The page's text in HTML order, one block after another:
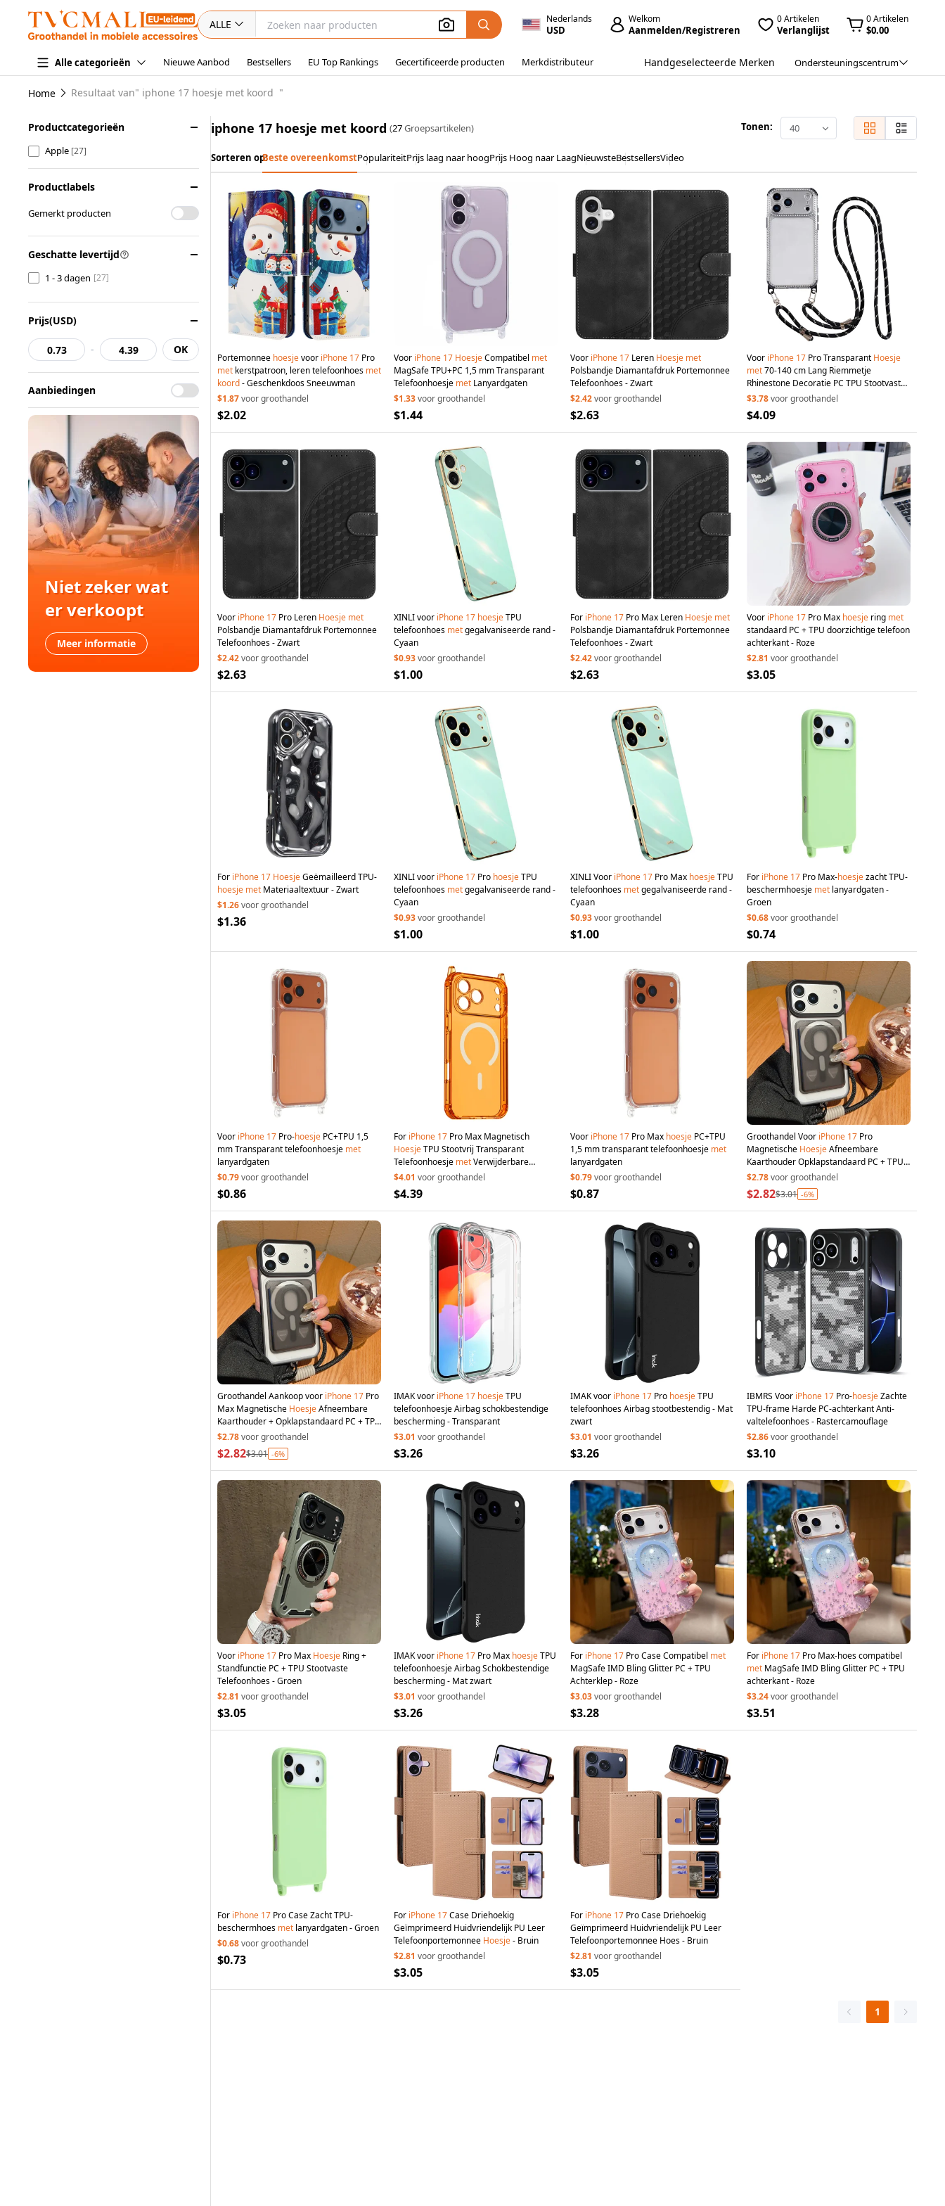
ALLE Nederlands
USD
Welkom
Aanmelden/Registreren
0 Artikelen
Verlanglijst
0 Artikelen
$0.00
Alle categorieën Nieuwe Aanbod Bestsellers EU Top Rankings Gecertificeerde producten Merkdistributeur Handgeselecteerde Merken Ondersteuningscentrum
Home Resultaat van" iphone 17 hoesje met koord "
Productcategorieën
Apple [27]
Productlabels
Gemerkt producten
Geschatte levertijd
1 - 3 dagen [27]
Prijs(USD)
- OK
Aanbiedingen
Niet zeker wat
er verkoopt
Meer informatie
iphone 17 hoesje met koord (27Groepsartikelen) Tonen: 40
Sorteren op:Beste overeenkomstPopulariteitPrijs laag naar hoogPrijs Hoog naar LaagNieuwsteBestsellersVideo
Portemonnee hoesjevoor iPhone 17 Pro
met kerstpatroon, leren telefoonhoes met
koord- Geschenkdoos Sneeuwman
$1.87voor groothandel
$2.02
Voor iPhone 17 HoesjeCompatibel met
MagSafe TPU+PC 1,5 mm Transparant
Telefoonhoesje met Lanyardgaten
$1.33voor groothandel
$1.44
Voor iPhone 17 Leren Hoesje met
Polsbandje Diamantafdruk Portemonnee
Telefoonhoes - Zwart
$2.42voor groothandel
$2.63
Voor iPhone 17 Pro Transparant Hoesje
met70-140 cm Lang Riemmetje
Rhinestone Decoratie PC TPU Stootvaste
Hoes - Zwart
$3.78voor groothandel
$4.09
Voor iPhone 17 Pro Leren Hoesje met
Polsbandje Diamantafdruk Portemonnee
Telefoonhoes - Zwart
$2.42voor groothandel
$2.63
XINLI voor iPhone 17 hoesjeTPU
telefoonhoes metgegalvaniseerde rand -
Cyaan
$0.93voor groothandel
$1.00
For iPhone 17 Pro Max Leren Hoesje met
Polsbandje Diamantafdruk Portemonnee
Telefoonhoes - Zwart
$2.42voor groothandel
$2.63
Voor iPhone 17 Pro Max hoesje ring met
standaard PC + TPU doorzichtige telefoon
achterkant - Roze
$2.81 voor groothandel
$3.05
For iPhone 17 HoesjeGeëmailleerd TPU-
hoesje met Materiaaltextuur - Zwart
$1.26voor groothandel
$1.36
XINLI voor iPhone 17 Pro hoesjeTPU
telefoonhoes metgegalvaniseerde rand -
Cyaan
$0.93voor groothandel
$1.00
XINLI Voor iPhone 17 Pro Max hoesjeTPU
telefoonhoes metgegalvaniseerde rand -
Cyaan
$0.93voor groothandel
$1.00
For iPhone 17 Pro Max-hoesjezacht TPU-
beschermhoesje met lanyardgaten -
Groen
$0.68voor groothandel
$0.74
Voor iPhone 17 Pro-hoesje PC+TPU 1,5
mm Transparant telefoonhoesje met
lanyardgaten
$0.79voor groothandel
$0.86
For iPhone 17 Pro Max Magnetisch
HoesjeTPU Stootvrij Transparant
Telefoonhoesje metVerwijderbare
Hoekpads Compatibelmet
Transparant Oranje
$4.01 voor groothandel
$4.39
Voor iPhone 17 Pro Max hoesje PC+TPU
1,5 mm transparant telefoonhoesje met
lanyardgaten
$0.79voor groothandel
$0.87
Groothandel Voor iPhone 17 Pro
Magnetische HoesjeAfneembare
Kaarthouder Opklapstandaard PC + TPU
TelefoonhoesjemetPolsbandje - Zwart
$2.78voor groothandel
$2.82$3.01 -6%
Groothandel Aankoop voor iPhone 17 Pro
Max Magnetische HoesjeAfneembare
Kaarthouder + Opklapstandaard PC + TPU
TelefoonhoesjemetPolsbandje - Zwart
$2.78voor groothandel
$2.82$3.01 -6%
IMAK voor iPhone 17 hoesjeTPU
telefoonhoesje Airbag schokbestendige
bescherming - Transparant
$3.01 voor groothandel
$3.26
IMAK voor iPhone 17 Pro hoesjeTPU
telefoonhoes Airbag stootbestendig - Mat
zwart
$3.01 voor groothandel
$3.26
IBMRS Voor iPhone 17 Pro-hoesjeZachte
TPU-frame Harde PC-achterkant Anti-
valtelefoonhoes - Rastercamouflage
$2.86voor groothandel
$3.10
Voor iPhone 17 Pro Max Hoesje Ring +
Standfunctie PC + TPU Stootvaste
Telefoonhoes - Groen
$2.81 voor groothandel
$3.05
IMAK voor iPhone 17 Pro Max hoesjeTPU
telefoonhoesje Airbag Schokbestendige
bescherming - Mat zwart
$3.01 voor groothandel
$3.26
For iPhone 17 Pro Case Compatibel met
MagSafe IMD Bling Glitter PC + TPU
Achterklep - Roze
$3.03voor groothandel
$3.28
For iPhone 17 Pro Max-hoes compatibel
met MagSafe IMD Bling Glitter PC + TPU
achterkant - Roze
$3.24voor groothandel
$3.51
For iPhone 17 Pro Case Zacht TPU-
beschermhoes met lanyardgaten - Groen
$0.68voor groothandel
$0.73
For iPhone 17Case Driehoekig
Geïmprimeerd Huidvriendelijk PU Leer
Telefoonportemonnee Hoesje- Bruin
$2.81 voor groothandel
$3.05
For iPhone 17 Pro Case Driehoekig
Geïmprimeerd Huidvriendelijk PU Leer
Telefoonportemonnee Hoes - Bruin
$2.81 voor groothandel
$3.05
1